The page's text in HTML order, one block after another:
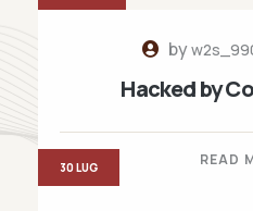
by
Hacked by
READ
30 LUG